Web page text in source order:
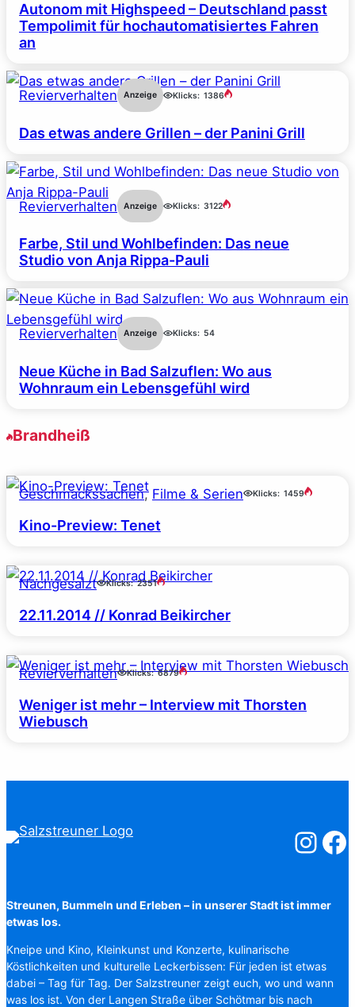
Autonom mit Highspeed – Deutschland passt
Tempolimit für hochautomatisiertes Fahren
an
Revierverhalten Anzeige Klicks: 1386
Das etwas andere Grillen – der Panini Grill
Revierverhalten Anzeige Klicks: 3122
Farbe, Stil und Wohlbefinden: Das neue
Studio von Anja Rippa-Pauli
Revierverhalten Anzeige Klicks: 54
Neue Küche in Bad Salzuflen: Wo aus
Wohnraum ein Lebensgefühl wird
Brandheiß
Geschmackssachen, Filme & Serien Klicks: 1459
Kino-Preview: Tenet
Nachgesalzt Klicks: 2351
22.11.2014 // Konrad Beikircher
Revierverhalten Klicks: 6879
Weniger ist mehr – Interview mit Thorsten
Wiebusch
Streunen, Bummeln und Erleben – in unserer Stadt ist immer
etwas los.
Kneipe und Kino, Kleinkunst und Konzerte, kulinarische
Köstlichkeiten und kulturelle Leckerbissen: Für jeden ist etwas
dabei – Tag für Tag. Der Salzstreuner zeigt euch, wo und wann
was los ist. Von der Langen Straße über Schötmar bis nach